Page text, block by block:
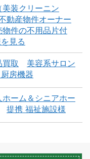
京極町不用品回収
松内町不用品回収
装クリーニン
動産物件オーナー
物件の不用品片付
見る
取
美容系サロン
房機器
ホーム＆シニアホー
提携 福祉施設様